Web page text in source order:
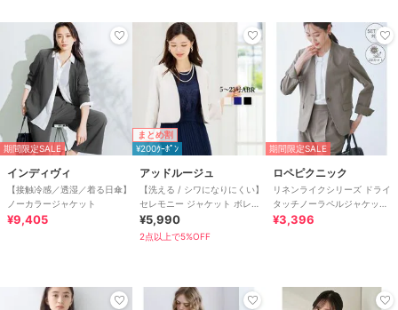
期間限定SALE
インディヴィ
【接触冷感／透湿／着る日傘】
ノーカラージャケット
¥9,405
まとめ割
¥200ｸｰﾎﾟﾝ
アッドルージュ
【洗える / シワになりにくい】
セレモニー ジャケット ボレロ
結婚式 7号～23号
¥5,990
2点以上で5%OFF
期間限定SALE
ロペピクニック
リネンライクシリーズ ドライ
タッチノーラペルジャケッ
ト/UVカット
¥3,396